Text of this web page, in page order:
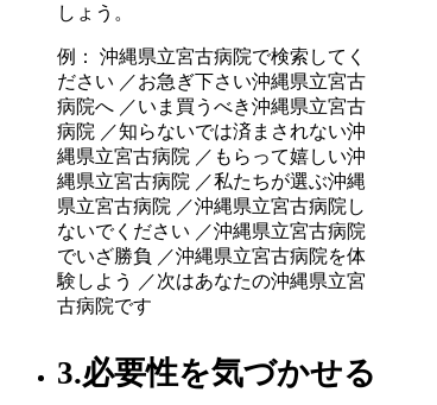
しょう。
例： 沖縄県立宮古病院で検索してく
ださい ／お急ぎ下さい沖縄県立宮古
病院へ ／いま買うべき沖縄県立宮古
病院 ／知らないでは済まされない沖
縄県立宮古病院 ／もらって嬉しい沖
縄県立宮古病院 ／私たちが選ぶ沖縄
県立宮古病院 ／沖縄県立宮古病院し
ないでください ／沖縄県立宮古病院
でいざ勝負 ／沖縄県立宮古病院を体
験しよう ／次はあなたの沖縄県立宮
古病院です
3.必要性を気づかせる